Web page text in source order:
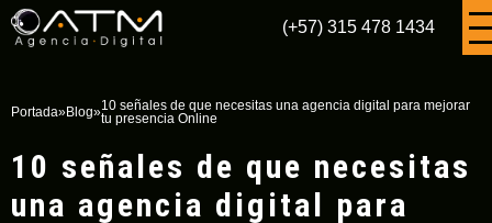
(+57) 315 478 1434
Portada»Blog»10 señales de que necesitas una agencia digital para mejorar
tu presencia Online
10 señales de que necesitas
una agencia digital para